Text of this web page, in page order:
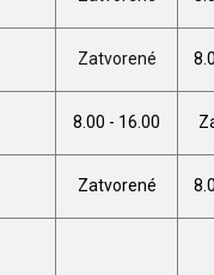
Zatvorené
8.00 - 16.00
Zatvorené